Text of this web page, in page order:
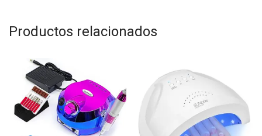
Productos relacionados